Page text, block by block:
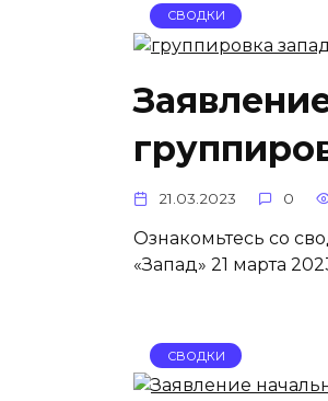
СВОДКИ
21.03.2023 0
Ознакомьтесь со
«Запад» 21 марта
СВОДКИ